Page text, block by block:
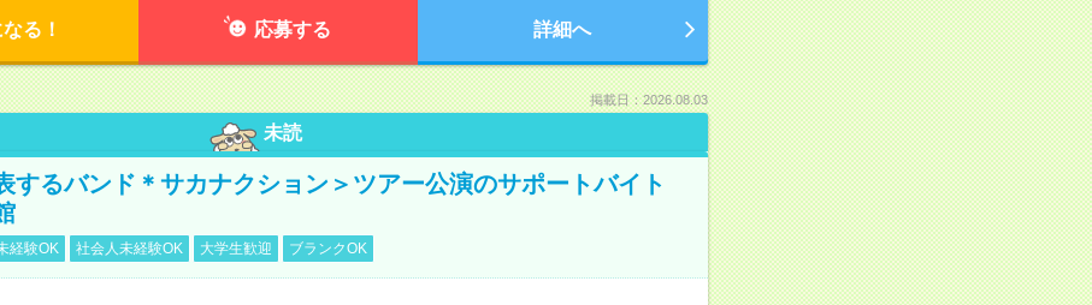
る！ 応募する 詳細へ
掲載日：2026.08.03
未読
するバンド＊サカナクション＞ツアー公演のサポートバイト
経験OK 社会人未経験OK 大学生歓迎 ブランクOK